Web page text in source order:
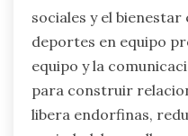
sociales y el
deportes en equipo
equipo y la
para construir
libera endorfinas,